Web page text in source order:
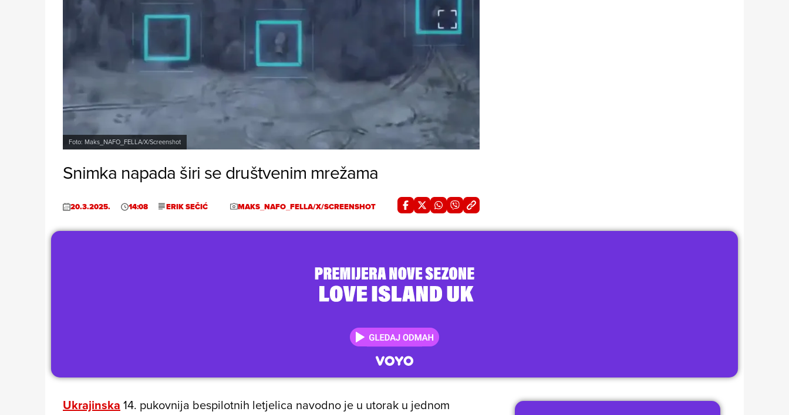
Foto: Maks_NAFO_FELLA/X/Screenshot
Snimka napada širi se društvenim mrežama
20.3.2025. 14:08 ERIK SEČIĆ MAKS_NAFO_FELLA/X/SCREENSHOT
Ukrajinska 14. pukovnija bespilotnih letjelica navodno je u utorak u jednom